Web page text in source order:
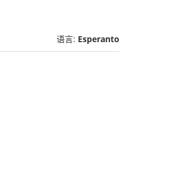
语言: Esperanto